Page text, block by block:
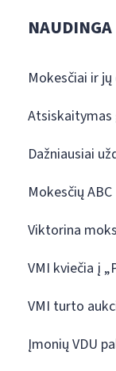
NAUDINGA
Mokesčiai ir
Atsiskaitymas
Dažniausiai
Mokesčių ABC
Viktorina
VMI kviečia į
VMI turto
Įmonių VDU